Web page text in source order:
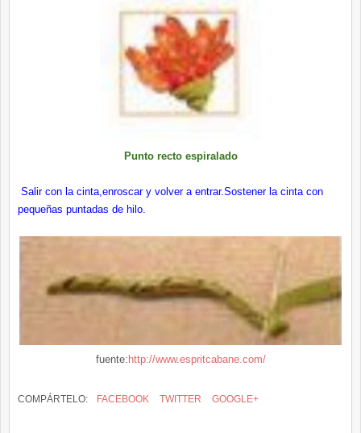
Punto recto espiralado
Salir con la cinta,enroscar y volver a entrar.Sostener la cinta con
pequeñas puntadas de hilo.
fuente: http://www.espritcabane.com/
COMPÁRTELO: FACEBOOK TWITTER GOOGLE+